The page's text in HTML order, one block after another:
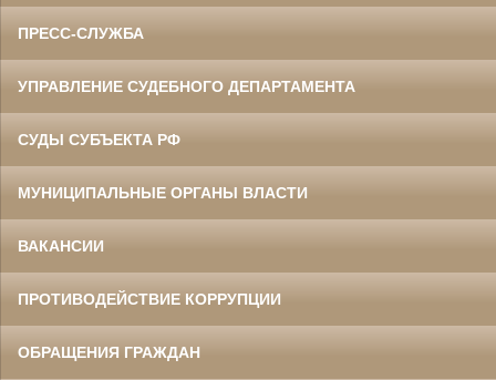
ПРЕСС-СЛУЖБА
УПРАВЛЕНИЕ СУДЕБНОГО ДЕПАРТАМЕНТА
СУДЫ СУБЪЕКТА РФ
МУНИЦИПАЛЬНЫЕ ОРГАНЫ ВЛАСТИ
ВАКАНСИИ
ПРОТИВОДЕЙСТВИЕ КОРРУПЦИИ
ОБРАЩЕНИЯ ГРАЖДАН